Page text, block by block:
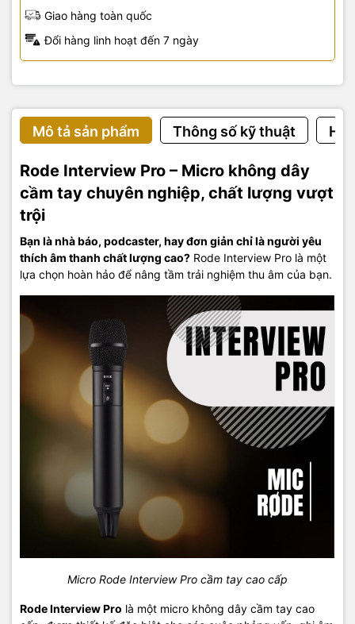
Giao hàng toàn quốc
Đổi hàng linh hoạt đến 7 ngày
Mô tả sản phẩm Thông số kỹ thuật
Rode Interview Pro – Micro không dây
cầm tay chuyên nghiệp, chất lượng vượt
trội
Bạn là nhà báo, podcaster, hay đơn giản chỉ là người yêu
thích âm thanh chất lượng cao? Rode Interview Pro là một
lựa chọn hoàn hảo để nâng tầm trải nghiệm thu âm của bạn.
Micro Rode Interview Pro cầm tay cao cấp
Rode Interview Pro là một micro không dây cầm tay cao